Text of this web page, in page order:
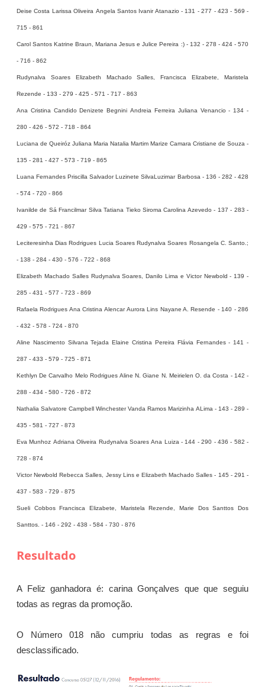
Deise Costa Larissa Oliveira Angela Santos Ivanir Atanazio - 131 - 277 - 423 - 569 -
715 - 861
Carol Santos Katrine Braun, Mariana Jesus e Julice Pereira :) - 132 - 278 - 424 - 570
- 716 - 862
Rudynalva Soares Elizabeth Machado Salles, Francisca Elizabete, Maristela
Rezende - 133 - 279 - 425 - 571 - 717 - 863
Ana Cristina Candido Denizete Begnini Andreia Ferreira Juliana Venancio - 134 -
280 - 426 - 572 - 718 - 864
Luciana de Queiróz Juliana Maria Natalia Martim Marize Camara Cristiane de Souza -
135 - 281 - 427 - 573 - 719 - 865
Luana Fernandes Priscilla Salvador Luzinete SilvaLuzimar Barbosa - 136 - 282 - 428
- 574 - 720 - 866
Ivanilde de Sá Francilmar Silva Tatiana Tieko Siroma Carolina Azevedo - 137 - 283 -
429 - 575 - 721 - 867
Leciteresinha Dias Rodrigues Lucia Soares Rudynalva Soares Rosangela C. Santo.;
- 138 - 284 - 430 - 576 - 722 - 868
Elizabeth Machado Salles Rudynalva Soares, Danilo Lima e Victor Newbold - 139 -
285 - 431 - 577 - 723 - 869
Rafaela Rodrigues Ana Cristina Alencar Aurora Lins Nayane A. Resende - 140 - 286
- 432 - 578 - 724 - 870
Aline Nascimento Silvana Tejada Elaine Cristina Pereira Flávia Fernandes - 141 -
287 - 433 - 579 - 725 - 871
Kethlyn De Carvalho Melo Rodrigues Aline N. Giane N. Meirielen O. da Costa - 142 -
288 - 434 - 580 - 726 - 872
Nathalia Salvatore Campbell Winchester Vanda Ramos Marizinha ALima - 143 - 289 -
435 - 581 - 727 - 873
Eva Munhoz Adriana Oliveira Rudynalva Soares Ana Luiza - 144 - 290 - 436 - 582 -
728 - 874
Victor Newbold Rebecca Salles, Jessy Lins e Elizabeth Machado Salles - 145 - 291 -
437 - 583 - 729 - 875
Sueli Cobbos Francisca Elizabete, Maristela Rezende, Marie Dos Santtos Dos
Santtos. - 146 - 292 - 438 - 584 - 730 - 876
Resultado
A Feliz ganhadora é: carina Gonçalves que que seguiu
todas as regras da promoção.
O Número 018 não cumpriu todas as regras e foi
desclassificado.